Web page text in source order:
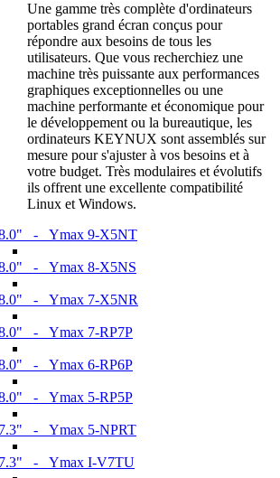
Une gamme très complète d'ordinateurs
portables grand écran conçus pour
répondre aux besoins de tous les
utilisateurs. Que vous recherchiez une
machine très puissante aux performances
graphiques exceptionnelles ou une
machine performante et économique pour
le développement ou la bureautique, les
ordinateurs KEYNUX sont assemblés sur
mesure pour s'ajuster à vos besoins et à
votre budget. Très modulaires et évolutifs
ils offrent une excellente compatibilité
Linux et Windows.
- Ymax 9-X5NT
- Ymax 8-X5NS
- Ymax 7-X5NR
- Ymax 7-RP7P
- Ymax 6-RP6P
- Ymax 5-RP5P
- Ymax 5-NPRT
- Ymax I-V7TU